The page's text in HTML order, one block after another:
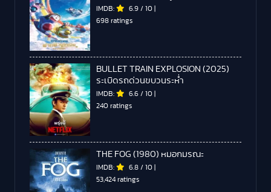
IMDB: 6.9 / 10
698 ratings
BULLET TRAIN EXPLOSION (2025)
ระเบิดรถด่วนขบวนระห่ำ
IMDB: 6.6 / 10
240 ratings
THE FOG (1980) หมอกมรณะ
IMDB: 6.8 / 10
53,424 ratings